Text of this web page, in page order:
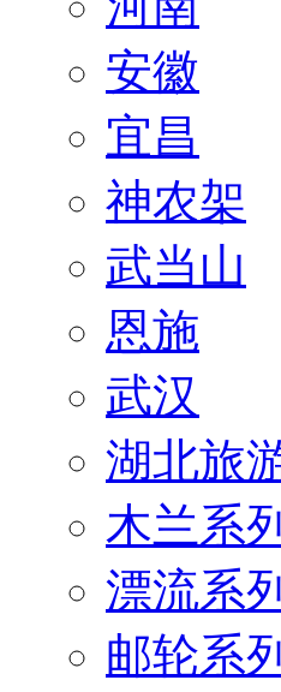
安徽
宜昌
神农架
武当山
恩施
武汉
湖北旅
木兰系
漂流系
邮轮系